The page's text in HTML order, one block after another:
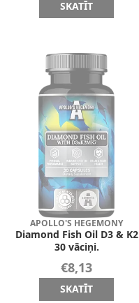
SKATĪT
APOLLO'S HEGEMONY
Diamond Fish Oil D3 & K2
30 vāciņi.
€8,13
SKATĪT